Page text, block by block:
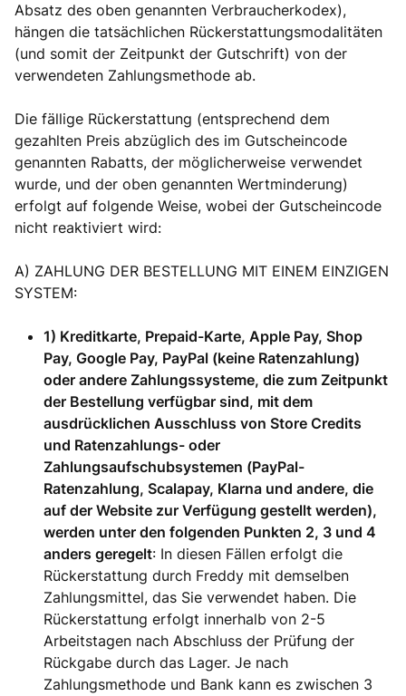
Absatz des oben genannten Verbraucherkodex),
hängen die tatsächlichen Rückerstattungsmodalitäten
(und somit der Zeitpunkt der Gutschrift) von der
verwendeten Zahlungsmethode ab.
Die fällige Rückerstattung (entsprechend dem
gezahlten Preis abzüglich des im Gutscheincode
genannten Rabatts, der möglicherweise verwendet
wurde, und der oben genannten Wertminderung)
erfolgt auf folgende Weise, wobei der Gutscheincode
nicht reaktiviert wird:
A) ZAHLUNG DER BESTELLUNG MIT EINEM EINZIGEN
SYSTEM:
1) Kreditkarte, Prepaid-Karte, Apple Pay, Shop
Pay, Google Pay, PayPal (keine Ratenzahlung)
oder andere Zahlungssysteme, die zum Zeitpunkt
der Bestellung verfügbar sind, mit dem
ausdrücklichen Ausschluss von Store Credits
und Ratenzahlungs- oder
Zahlungsaufschubsystemen (PayPal-
Ratenzahlung, Scalapay, Klarna und andere, die
auf der Website zur Verfügung gestellt werden),
werden unter den folgenden Punkten 2, 3 und 4
anders geregelt: In diesen Fällen erfolgt die
Rückerstattung durch Freddy mit demselben
Zahlungsmittel, das Sie verwendet haben. Die
Rückerstattung erfolgt innerhalb von 2-5
Arbeitstagen nach Abschluss der Prüfung der
Rückgabe durch das Lager. Je nach
Zahlungsmethode und Bank kann es zwischen 3